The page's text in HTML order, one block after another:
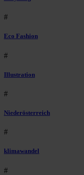
#
Eco Fashion
#
Illustration
#
Niederösterreich
#
klimawandel
#